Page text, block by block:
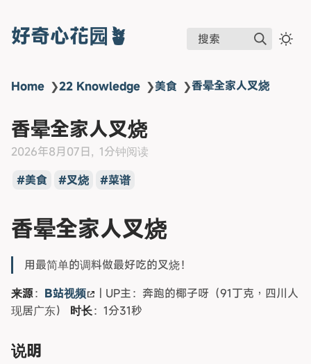
好奇心花园🪴 搜索
Home ❯22 Knowledge ❯美食 ❯香晕全家人叉烧
香晕全家人叉烧
2026年8月07日
1分钟阅读
美食
叉烧 菜谱
香晕全家人叉烧
用最简单的调料做最好吃的叉烧！
来源： B站视频
| UP主：奔跑的椰子呀（91丁克，四川人
现居广东） 时长：1分31秒
说明